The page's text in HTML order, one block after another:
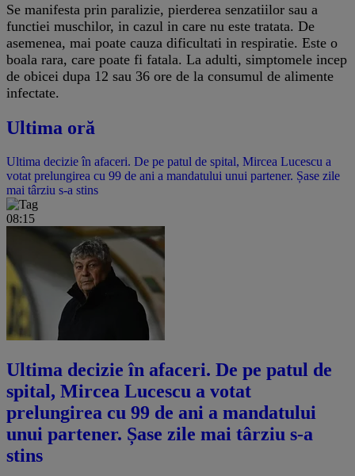
Se manifesta prin paralizie, pierderea senzatiilor sau a
functiei muschilor, in cazul in care nu este tratata. De
asemenea, mai poate cauza dificultati in respiratie. Este o
boala rara, care poate fi fatala. La adulti, simptomele incep
de obicei dupa 12 sau 36 ore de la consumul de alimente
infectate.
Ultima oră
Ultima decizie în afaceri. De pe patul de spital, Mircea Lucescu a
votat prelungirea cu 99 de ani a mandatului unui partener. Șase zile
mai târziu s-a stins
08:15
Ultima decizie în afaceri. De pe patul de
spital, Mircea Lucescu a votat
prelungirea cu 99 de ani a mandatului
unui partener. Șase zile mai târziu s-a
stins